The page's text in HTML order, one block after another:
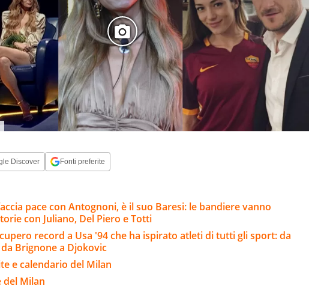
Discover Fonti preferite
pace con Antognoni, è il suo Baresi: le bandiere vanno
con Juliano, Del Piero e Totti
record a Usa '94 che ha ispirato atleti di tutti gli sport: da
Brignone a Djokovic
e calendario del Milan
del Milan